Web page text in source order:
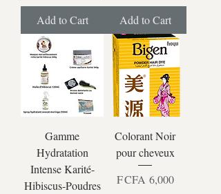
Add to Cart Add to Cart
Gamme
Hydratation
Intense Karité-
Hibiscus-Poudres
Colorant Noir
pour cheveux
Price
F CFA 6,000